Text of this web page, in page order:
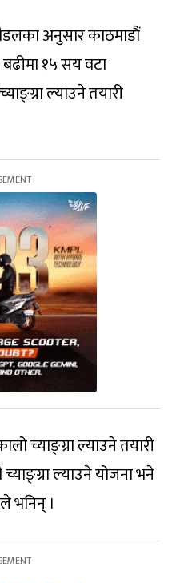
अनुसार काठमाडौं
१५ सय वटा
ल्याउने तयारी
च्याङ्ग्रा ल्याउने तयारी
ल्याउने योजना भने
भनिन् ।